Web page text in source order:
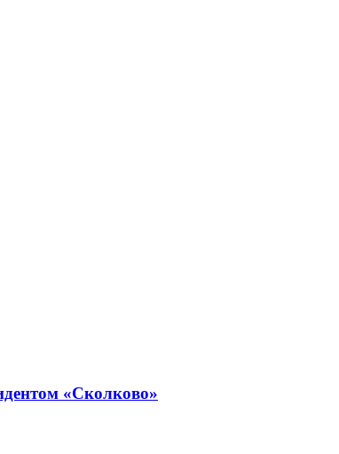
«Сколково»